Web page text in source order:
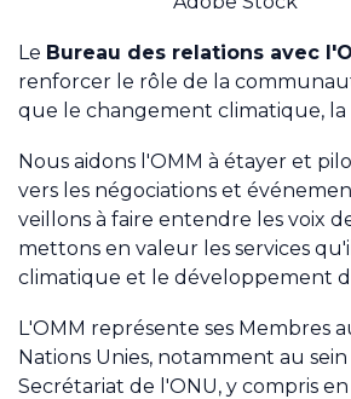
Le Bureau des relations avec
renforcer le rôle de la
que le changement climatique,
Nous aidons l'OMM à étayer et
vers les négociations et
veillons à faire entendre les voix
mettons en valeur les services
climatique et le développement
L'OMM représente ses Membres
Nations Unies, notamment au
Secrétariat de l'ONU, y compris